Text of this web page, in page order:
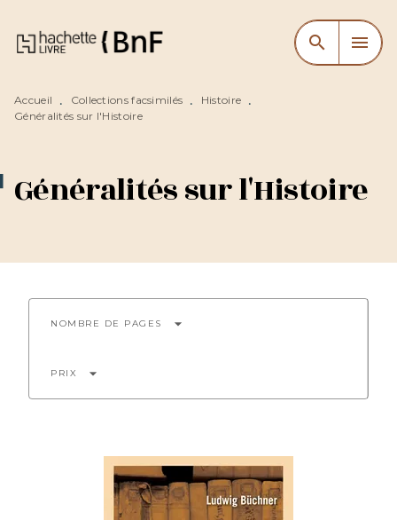
MENU RECHERCHE
CONTENU
search menu
Accueil • Collections facsimilés • Histoire •
Généralités sur l'Histoire
Généralités sur l'Histoire
NOMBRE DE PAGES arrow_drop_down
PRIX arrow_drop_down